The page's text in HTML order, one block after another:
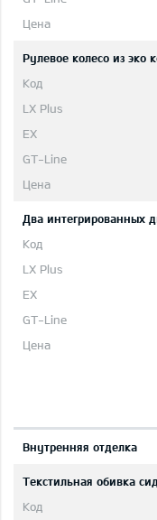
Рулевое колесо из эко
Два интегрированных
Bнутренняя отделка
Текстильная обивка